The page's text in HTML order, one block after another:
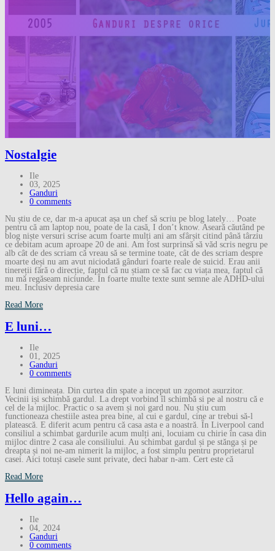
Nostalgie
Ile
03, 2025
Ganduri
0 comments
Nu știu de ce, dar m-a apucat așa un chef să scriu pe blog lately… Poate
pentru că am laptop nou, poate de la casă, I don’t know. Aseară căutând pe
blog niște versuri scrise acum foarte mulți ani am sfârșit citind până târziu
ce debitam acum aproape 20 de ani. Am fost surprinsă să văd scris negru pe
alb cât de des scriam că vreau să se termine toate, cât de des scriam despre
moarte deși nu am avut niciodată gânduri foarte reale de suicid. Erau anii
tinereții fără o direcție, faptul că nu știam ce să fac cu viața mea, faptul că
nu mă regăseam niciunde. În foarte multe texte sunt semne ale ADHD-ului
meu. Inclusiv depresia care
Read More
E luni…
Ile
01, 2025
Ganduri
0 comments
E luni dimineața. Din curtea din spate a inceput un zgomot asurzitor.
Vecinii iși schimbă gardul. La drept vorbind îl schimbă si pe al nostru că e
cel de la mijloc. Practic o sa avem și noi gard nou. Nu știu cum
functioneaza chestiile astea prea bine, al cui e gardul, cine ar trebui să-l
platească. E diferit acum pentru că casa asta e a noastră. În Liverpool cand
consiliul a schimbat gardurile acum mulți ani, locuiam cu chirie în casa din
mijloc dintre 2 casa ale consiliului. Au schimbat gardul și pe stănga și pe
dreapta și noi ne-am nimerit la mijloc, a fost simplu pentru proprietarul
casei. Aici totuși casele sunt private, deci habar n-am. Cert este că
Read More
Hello again…
Ile
04, 2024
Ganduri
0 comments